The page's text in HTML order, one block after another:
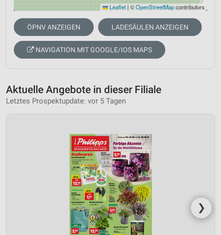
Leaflet | ©OpenStreetMapcontributors
ÖPNV ANZEIGEN LADESÄULEN ANZEIGEN
NAVIGATION MIT GOOGLE/IOS MAPS
Aktuelle Angebote in dieser Filiale
Letztes Prospektupdate: vor 5 Tagen
❯